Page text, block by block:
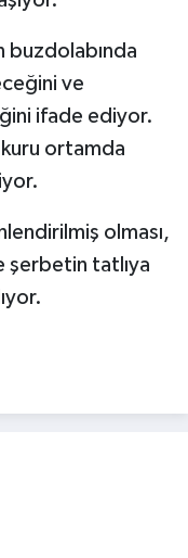
buzdolabında
ve
ifade ediyor.
kuru ortamda
olması,
şerbetin tatlıya